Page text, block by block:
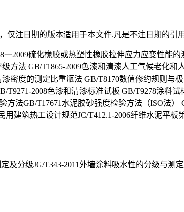
注日期的版本适用于本文件.凡是不注日期的引
2009硫化橡胶或热塑性橡胶拉伸应力应变性能的
方法 GB/T1865-2009色漆和清漆人工气候老化
密度的测定比重瓶法 GB/T8170数值修约规则与
2008色漆和清漆标准试板 GB/T9278涂料
方法GB/T17671水泥胶砂强度检验方法（ISO法
建筑热工设计规范JC/T412.1-2006纤维水泥平
及分级JG/T343-2011外墙涂料吸水性的分级与测